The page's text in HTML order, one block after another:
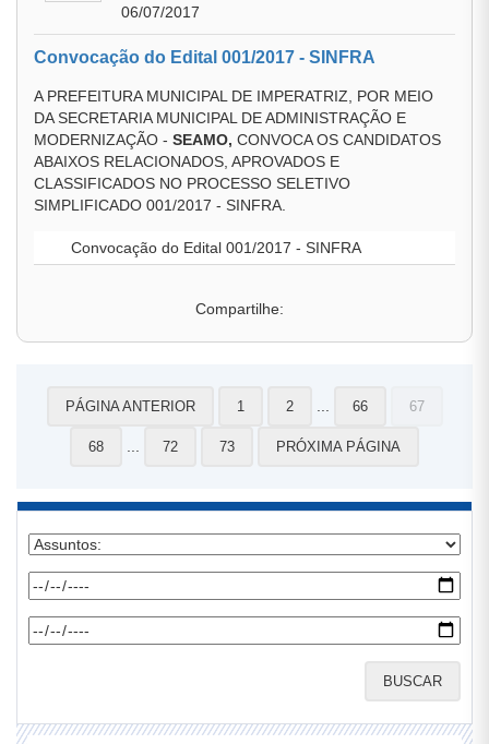
06/07/2017
Convocação do Edital 001/2017 - SINFRA
A PREFEITURA MUNICIPAL DE IMPERATRIZ, POR MEIO
DA SECRETARIA MUNICIPAL DE ADMINISTRAÇÃO E
MODERNIZAÇÃO - SEAMO, CONVOCA OS CANDIDATOS
ABAIXOS RELACIONADOS, APROVADOS E
CLASSIFICADOS NO PROCESSO SELETIVO
SIMPLIFICADO 001/2017 - SINFRA.
Convocação do Edital 001/2017 - SINFRA
Compartilhe:
PÁGINA ANTERIOR 1 2 66 67
68 72 73 PRÓXIMA PÁGINA
BUSCAR